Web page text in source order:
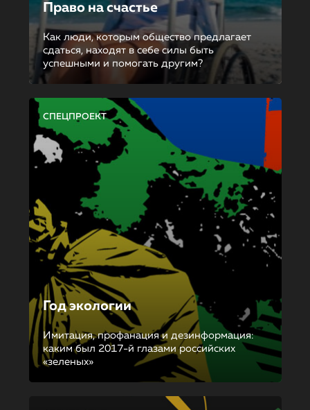
Право на счастье
Как люди, которым общество предлагает
сдаться, находят в себе силы быть
успешными и помогать другим?
СПЕЦПРОЕКТ
Год экологии
Имитация, профанация и дезинформация:
каким был 2017-й глазами российских
«зеленых»